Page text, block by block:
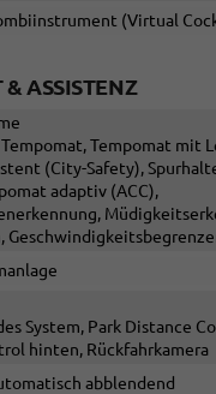
(Virtual
& ASSISTENZ
Tempomat, Tempomat mit
(City-Safety),
adaptiv (ACC),
System, Park Distance
hinten, Rückfahrkamera
abblendend